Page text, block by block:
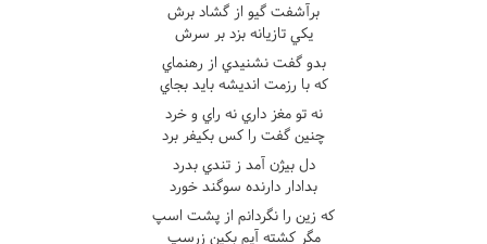
برآشفت گيو از گشاد برش
يکي تازيانه بزد بر سرش
بدو گفت نشنيدي از رهنماي
که با رزمت انديشه بايد بجاي
نه تو مغز داري نه راي و خرد
چنين گفت را کس بکيفر برد
دل بيژن آمد ز تندي بدرد
بدادار دارنده سوگند خورد
که زين را نگردانم از پشت اسپ
مگر کشته آيم بکين زرسپ